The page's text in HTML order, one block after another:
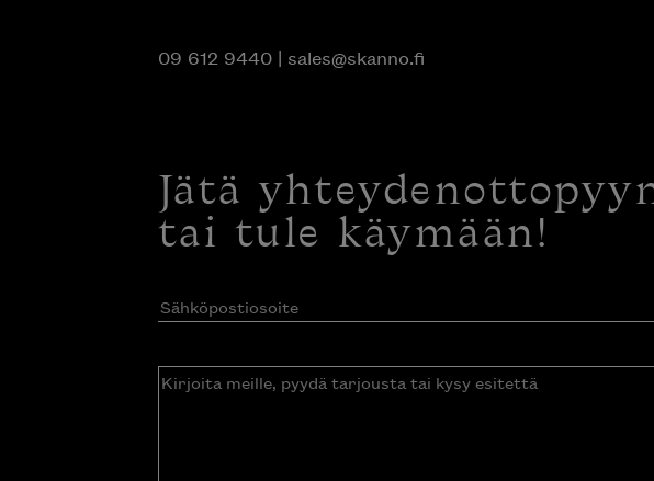
09 612 9440| sales@skanno.fi
Jätä
tai tule käymään!
Sähköpostiosoite(Pakollinen)
Kirjoita